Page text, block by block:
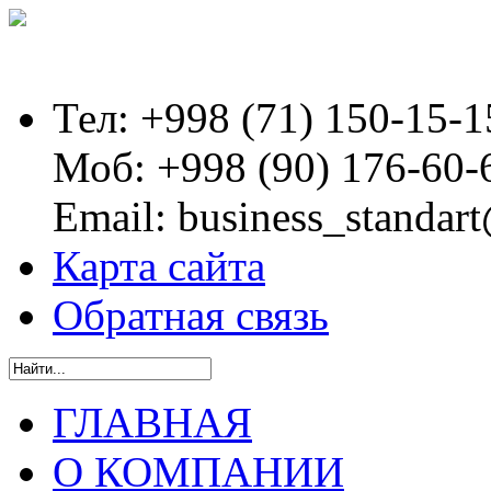
Тел: +998 (71) 150-15-
Моб: +998 (90) 176-60-
Email:
Карта сайта
Обратная связь
ГЛАВНАЯ
О КОМПАНИИ